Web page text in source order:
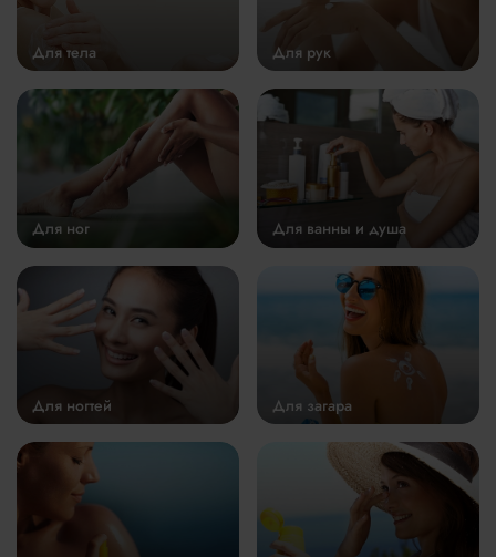
Для тела Для рук
Для ног Для ванны и душа
Для ногтей Для загара